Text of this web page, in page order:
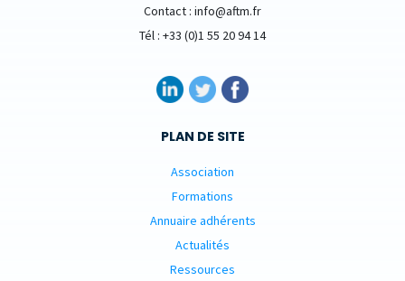
Contact : info@aftm.fr
Tél : +33 (0)1 55 20 94 14
PLAN DE SITE
Association
Formations
Annuaire adhérents
Actualités
Ressources